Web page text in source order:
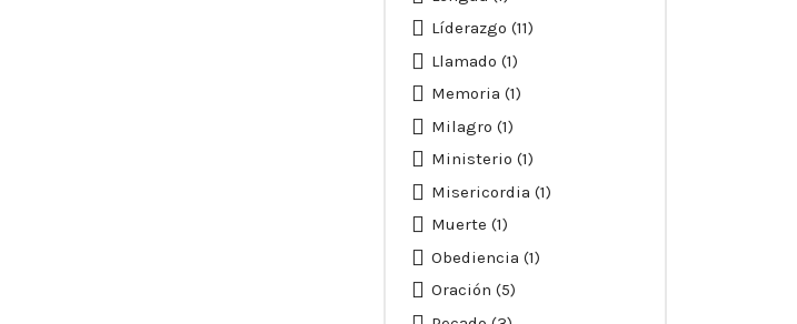
Líderazgo (11)
Llamado (1)
Memoria (1)
Milagro (1)
Ministerio (1)
Misericordia (1)
Muerte (1)
Obediencia (1)
Oración (5)